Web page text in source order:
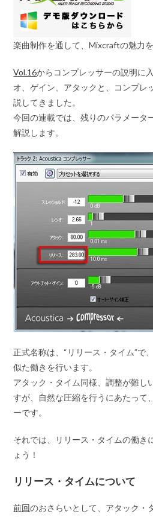
楽曲制作を通して、Mixcraftの魅力
Vol.16からコンプレッサーの説明に
オ、ゲイン、アタックと、コンプレ
説してきました。
今回の連載では、残りのパラメータ
解説します。
正式名称は、 “リリース・タイム”で
似た働きを行います。
アタック・タイム同様、調整が難し
すが、自然な圧縮を行うにあたって
ーです。
それでは、リリース・タイムの働き
ょう！
リリース・タイムについて
前回のおさらいとして、アタック・